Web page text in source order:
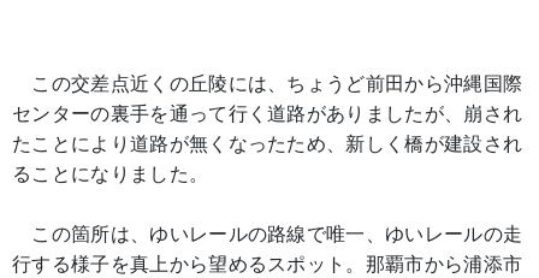
この交差点近くの丘陵には、ちょうど前田から沖縄国際
センターの裏手を通って行く道路がありましたが、崩され
たことにより道路が無くなったため、新しく橋が建設され
ることになりました。
この箇所は、ゆいレールの路線で唯一、ゆいレールの走
行する様子を真上から望めるスポット。那覇市から浦添市